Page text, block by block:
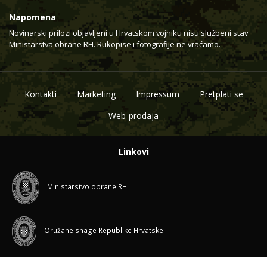
Napomena
Novinarski prilozi objavljeni u Hrvatskom vojniku nisu službeni stav
Ministarstva obrane RH. Rukopise i fotografije ne vraćamo.
Kontakti Marketing Impressum
Pretplati se
Web-prodaja
Linkovi
Ministarstvo obrane RH
Oružane snage Republike Hrvatske